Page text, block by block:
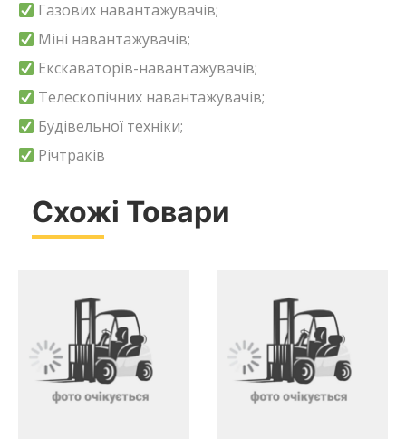
Газових навантажувачів;
Міні навантажувачів;
Екскаваторів-навантажувачів;
Телескопічних навантажувачів;
Будівельної техніки;
Річтраків
Схожі Товари